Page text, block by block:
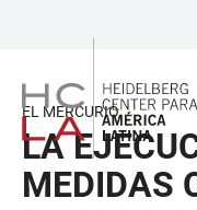
LINKS
MAIN
CONTENT
NAVIGATION
FORM
EL MERCURIO
LA
MEDIDAS